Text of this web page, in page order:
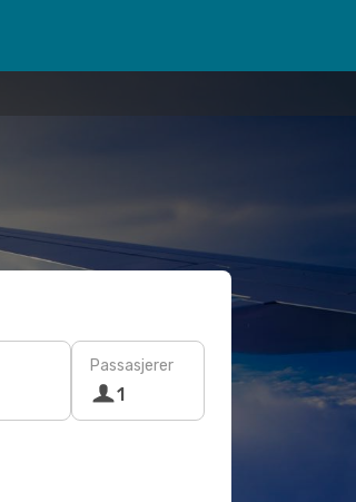
Passasjerer
1